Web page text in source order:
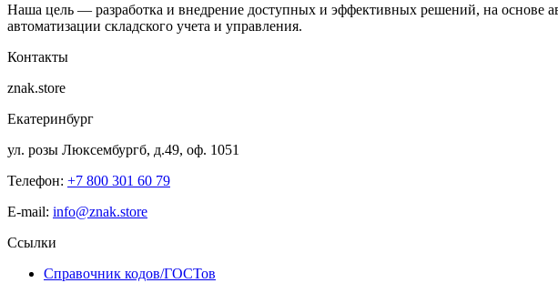
Наша цель — разработка и внедрение доступных и эффективных решений, на основе
автоматизации складского учета и управления.
Контакты
znak.store
Екатеринбург
ул. розы Люксембургб, д.49, оф. 1051
Телефон: +7 800 301 60 79
E-mail: info@znak.store
Ссылки
Справочник кодов/ГОСТов